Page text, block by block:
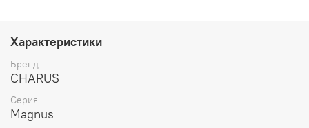
Характеристики
Бренд
CHARUS
Серия
Magnus